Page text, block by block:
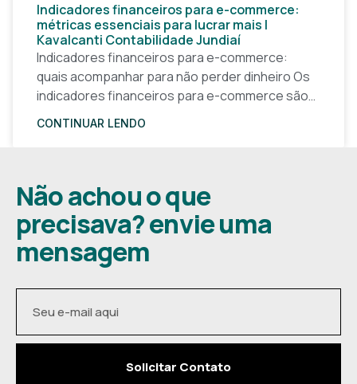
Indicadores financeiros para e-commerce:
métricas essenciais para lucrar mais |
Kavalcanti Contabilidade Jundiaí
Indicadores financeiros para e-commerce:
quais acompanhar para não perder dinheiro Os
indicadores financeiros para e-commerce são a
base de qualquer decisão inteligente em uma
CONTINUAR LENDO
Não achou o que
precisava? envie uma
mensagem
Solicitar Contato